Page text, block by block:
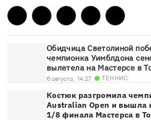
Обидчица Светолиной
чемпионка Уимблдона
вылетела на Мастерсе в
6 августа, 14:27 ТЕННИС
Костюк разгромила
Australian Open и вышла
1/8 финала Мастерса в